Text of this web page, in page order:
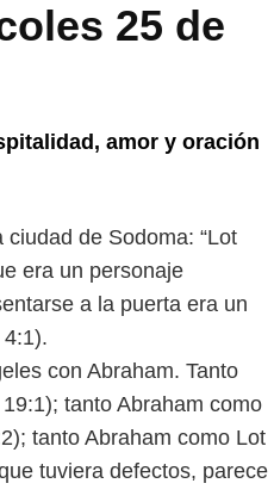
25 de
amor y oración
ciudad de Sodoma: “Lot
era un personaje
a la puerta era un
con Abraham. Tanto
tanto Abraham como
tanto Abraham como Lot
tuviera defectos, parece